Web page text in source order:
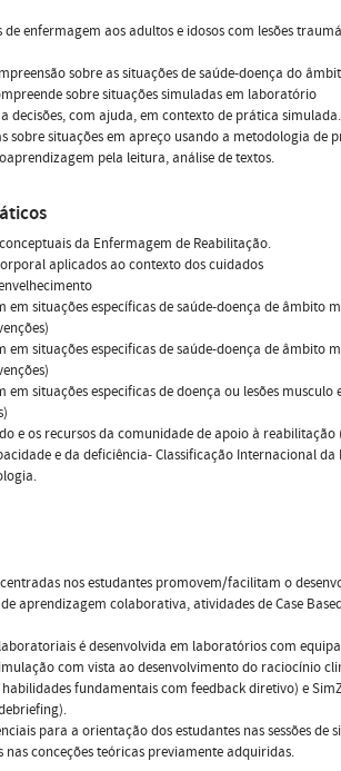
enfermagem aos adultos e idosos com lesões
sobre as situações de saúde-doença do
sobre situações simuladas em laboratório
decisões, com ajuda, em contexto de prática simulada.
sobre situações em apreço usando a metodologia de
pela leitura, análise de textos.
da Enfermagem de Reabilitação.
aplicados ao contexto dos cuidados
em situações específicas de saúde-doença de
em situações especificas de saúde-doença de
em situações especificas de doença ou lesões
e os recursos da comunidade de apoio à
e da deficiência- Classificação Internacional da
nos estudantes promovem/facilitam o
aprendizagem colaborativa, atividades de Case
é desenvolvida em laboratórios com
com vista ao desenvolvimento do raciocínio
fundamentais com feedback diretivo) e
para a orientação dos estudantes nas sessões
nas conceções teóricas previamente adquiridas.